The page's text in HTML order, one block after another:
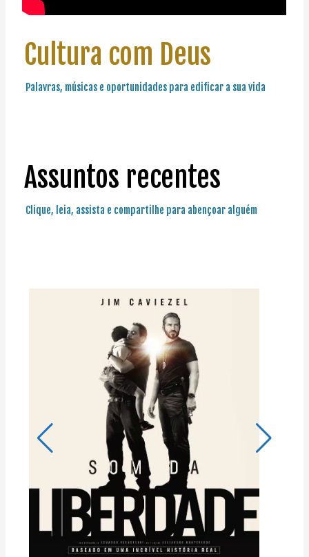
Cultura com Deus
Palavras, músicas e oportunidades para edificar a sua vida
Assuntos recentes
Clique, leia, assista e compartilhe para abençoar alguém